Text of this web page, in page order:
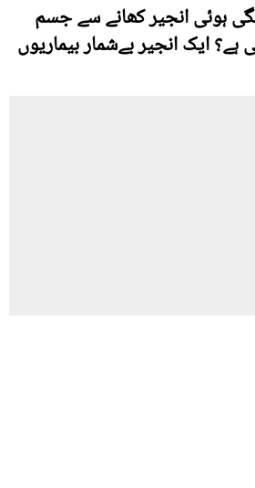
ہوئی انجیر کھانے سے جسم
ہے؟ ایک انجیر بےشمار بیماریوں